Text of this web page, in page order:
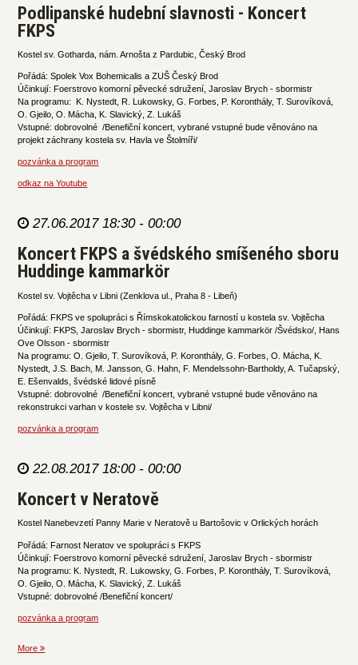
Podlipanské hudební slavnosti - Koncert
FKPS
Kostel sv. Gotharda, nám. Arnošta z Pardubic, Český Brod
Pořádá: Spolek Vox Bohemicalis a ZUŠ Český Brod
Účinkují: Foerstrovo komorní pěvecké sdružení, Jaroslav Brych - sbormistr
Na programu: K. Nystedt, R. Lukowsky, G. Forbes, P. Koronthály, T. Surovíková,
O. Gjeilo, O. Mácha, K. Slavický, Z. Lukáš
Vstupné: dobrovolné /Benefiční koncert, vybrané vstupné bude věnováno na
projekt záchrany kostela sv. Havla ve Štolmíři/
pozvánka a program
odkaz na Youtube
27.06.2017 18:30 - 00:00
Koncert FKPS a švédského smíšeného sboru
Huddinge kammarkör
Kostel sv. Vojtěcha v Libni (Zenklova ul., Praha 8 - Libeň)
Pořádá: FKPS ve spolupráci s Římskokatolickou farností u kostela sv. Vojtěcha
Účinkují: FKPS, Jaroslav Brych - sbormistr, Huddinge kammarkör /Švédsko/, Hans
Ove Olsson - sbormistr
Na programu: O. Gjeilo, T. Surovíková, P. Koronthály, G. Forbes, O. Mácha, K.
Nystedt, J.S. Bach, M. Jansson, G. Hahn, F. Mendelssohn-Bartholdy, A. Tučapský,
E. Ešenvalds, švédské lidové písně
Vstupné: dobrovolné /Benefiční koncert, vybrané vstupné bude věnováno na
rekonstrukci varhan v kostele sv. Vojtěcha v Libni/
pozvánka a program
22.08.2017 18:00 - 00:00
Koncert v Neratově
Kostel Nanebevzetí Panny Marie v Neratově u Bartošovic v Orlických horách
Pořádá: Farnost Neratov ve spolupráci s FKPS
Účinkují: Foerstrovo komorní pěvecké sdružení, Jaroslav Brych - sbormistr
Na programu: K. Nystedt, R. Lukowsky, G. Forbes, P. Koronthály, T. Surovíková,
O. Gjeilo, O. Mácha, K. Slavický, Z. Lukáš
Vstupné: dobrovolné /Benefiční koncert/
pozvánka a program
More